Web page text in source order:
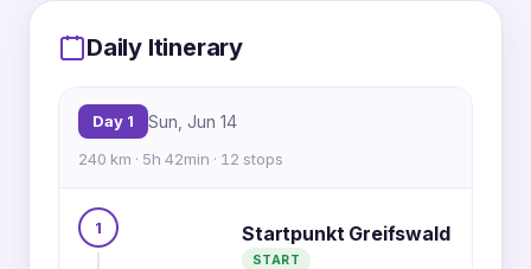
1
9
12
Daily Itinerary
Day 1 Sun, Jun 14
240 km · 5h 42min · 12 stops
1 Startpunkt Greifswald
START